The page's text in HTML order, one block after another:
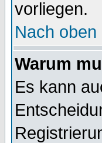
vorliegen.
Nach oben
Warum
Es kann